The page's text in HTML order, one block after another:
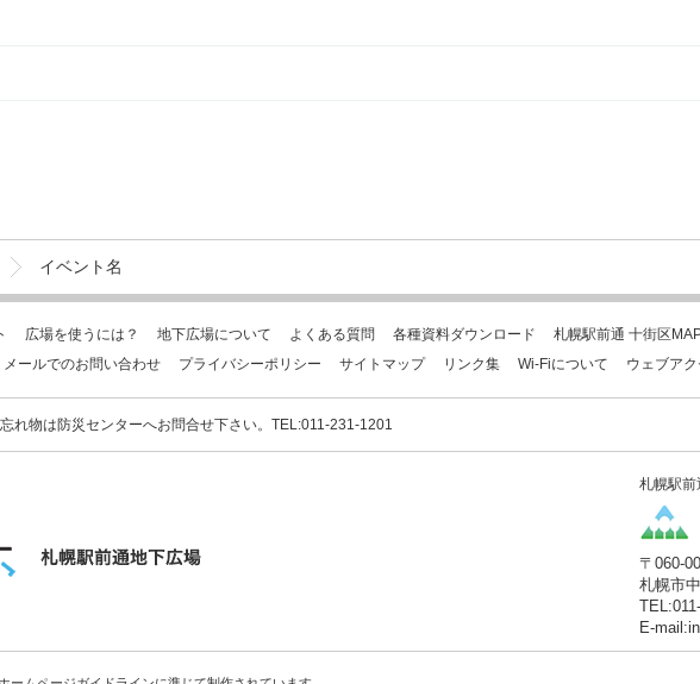
イベント名
広場を使うには？ 地下広場について よくある質問 各種資料ダウンロード
札幌駅前通 十街区
メールでのお問い合わせ プライバシーポリシー サイトマップ リンク集 Wi-Fiについて ウェブア
れ物は防災センターへお問合せ下さい。TEL:011-231-1201
札幌駅前
〒060-
札幌市
E-